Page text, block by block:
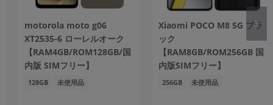
motorola moto g06
XT2535-6 ローレルオーク
【RAM4GB/ROM128GB/国
内版 SIMフリー】
128GB 未使用品
Xiaomi POCO M8 5G ブラ
ック
【RAM8GB/ROM256GB 国
内版SIMフリー】
256GB 未使用品